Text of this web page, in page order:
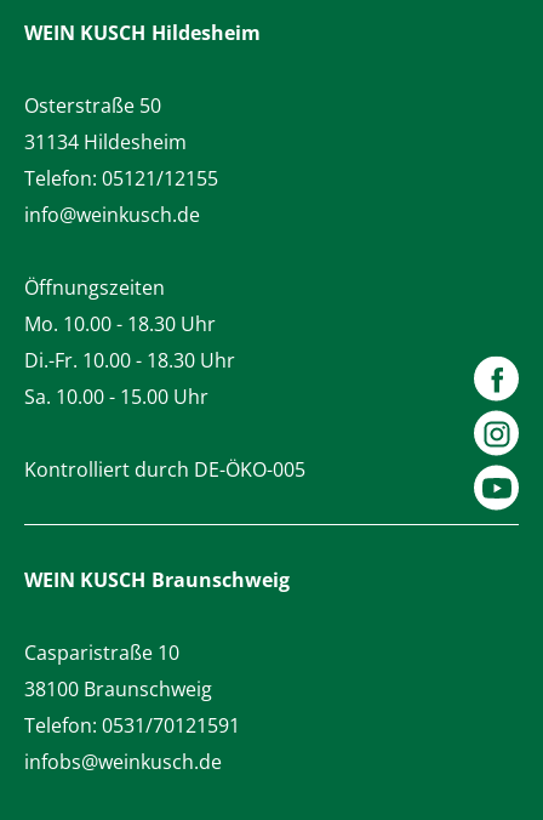
WEIN KUSCH Hildesheim
Osterstraße 50
31134 Hildesheim
Telefon: 05121/12155
info@weinkusch.de
Öffnungszeiten
Mo. 10.00 - 18.30 Uhr
Di.-Fr. 10.00 - 18.30 Uhr
Sa. 10.00 - 15.00 Uhr
Kontrolliert durch DE-ÖKO-005
WEIN KUSCH Braunschweig
Casparistraße 10
38100 Braunschweig
Telefon: 0531/70121591
infobs@weinkusch.de